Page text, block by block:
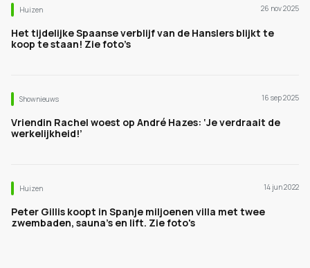
Huizen 26 nov 2025
Het tijdelijke Spaanse verblijf van de Hanslers blijkt te
koop te staan! Zie foto’s
Shownieuws 16 sep 2025
Vriendin Rachel woest op André Hazes: ‘Je verdraait de
werkelijkheid!’
Huizen 14 jun 2022
Peter Gillis koopt in Spanje miljoenen villa met twee
zwembaden, sauna's en lift. Zie foto's